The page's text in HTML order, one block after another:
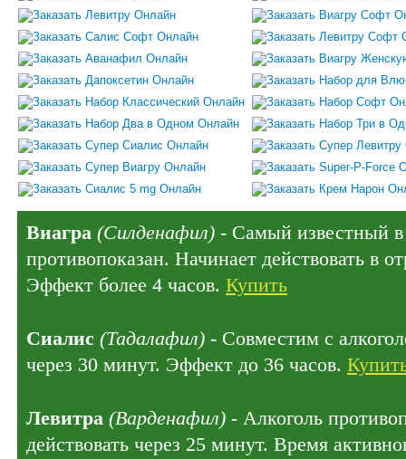
Виагра (Силденафил) - Самый известный в
противопоказан. Начинает действовать в
Эффект более 4 часов. Купить
Сиалис (Тадалафил) - Совместим с
через 30 минут. Эффект до 36 часов.
Левитра (Варденафил) - Алкоголь
действовать через 25 минут. Время